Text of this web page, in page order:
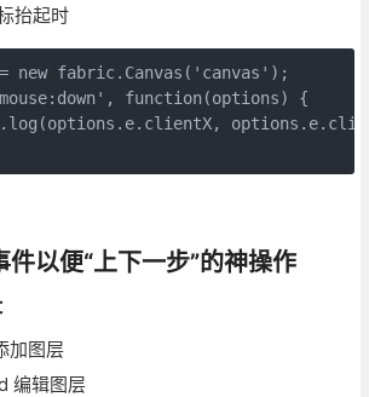
抬起时
new fabric.Canvas('canvas');
function(options) {
件以便“上下一步”的神操作
加图层
编辑图层